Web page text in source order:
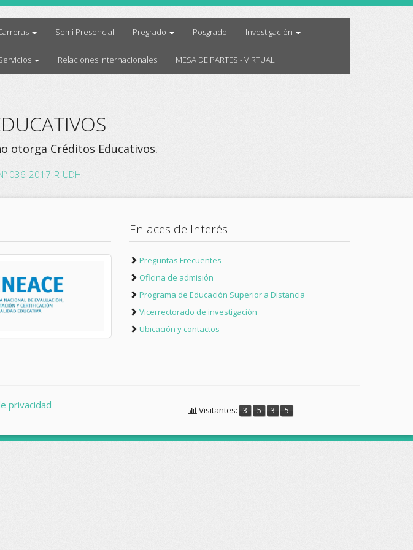
Semi Presencial Pregrado Posgrado Investigación
Relaciones Internacionales MESA DE PARTES - VIRTUAL
otorga Créditos Educativos.
036-2017-R-UDH
Enlaces de Interés
Preguntas Frecuentes
Oficina de admisión
Programa de Educación Superior a Distancia
Vicerrectorado de investigación
Ubicación y contactos
privacidad Visitantes: 3 5 3 5